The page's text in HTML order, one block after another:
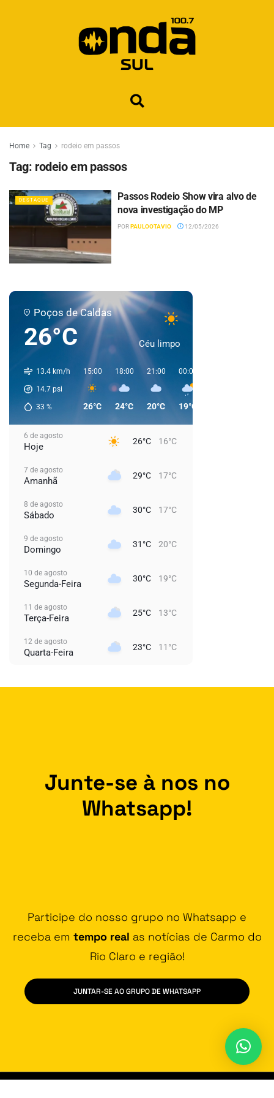
Home Tag rodeio em passos
Tag: rodeio em passos
DESTAQUE
Passos Rodeio Show vira alvo de
nova investigação do MP
PORPAULOOTAVIO 12/05/2026
Poços de Caldas
26°C Céu limpo
13.4 km/h
14.7 psi
33 %
15:00
26°C
18:00
24°C
21:00
20°C
00:00
19°C
6 de agosto
Hoje 26°C 16°C
7 de agosto
Amanhã 29°C 17°C
8 de agosto
Sábado 30°C 17°C
9 de agosto
Domingo 31°C 20°C
10 de agosto
Segunda-Feira 30°C 19°C
11 de agosto
Terça-Feira 25°C 13°C
12 de agosto
Quarta-Feira 23°C 11°C
Junte-se à nos no
Whatsapp!
Participe do nosso grupo no Whatsapp e
receba em tempo real as notícias de Carmo do
Rio Claro e região!
JUNTAR-SE AO GRUPO DE WHATSAPP